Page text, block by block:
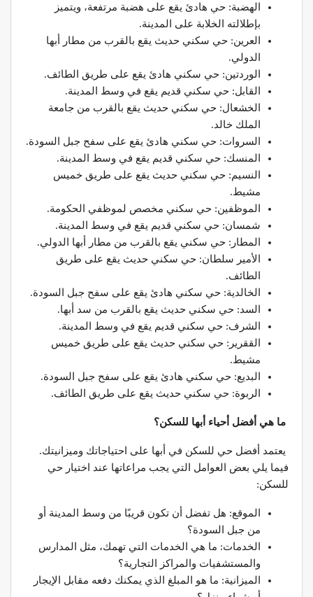
الهضبة: حي هادئ يقع على هضبة مرتفعة، ويتميز
بإطلالته الخلابة على المدينة.
العرين: حي سكني حديث يقع بالقرب من مطار أبها
الدولي.
الوردتين: حي سكني هادئ يقع على طريق الطائف.
القابل: حي سكني قديم يقع في وسط المدينة.
الخشعال: حي سكني حديث يقع بالقرب من جامعة
الملك خالد.
السروات: حي سكني هادئ يقع على سفح جبل السودة.
المنسك: حي سكني قديم يقع في وسط المدينة.
النسيم: حي سكني حديث يقع على طريق خميس
مشيط.
الموظفين: حي سكني مخصص لموظفي الحكومة.
شمسان: حي سكني قديم يقع في وسط المدينة.
المطار: حي سكني يقع بالقرب من مطار أبها الدولي.
الأمير سلطان: حي سكني حديث يقع على طريق
الطائف.
الخالدية: حي سكني هادئ يقع على سفح جبل السودة.
السد: حي سكني حديث يقع بالقرب من سد أبها.
الشرف: حي سكني قديم يقع في وسط المدينة.
الققرير: حي سكني حديث يقع على طريق خميس
مشيط.
البديع: حي سكني هادئ يقع على سفح جبل السودة.
الربوة: حي سكني حديث يقع على طريق الطائف.
ما هي أفضل أحياء أبها للسكن؟
يعتمد أفضل حي للسكن في أبها على احتياجاتك وميزانيتك.
فيما يلي بعض العوامل التي يجب مراعاتها عند اختيار حي
للسكن:
الموقع: هل تفضل أن تكون قريبًا من وسط المدينة أو
من جبل السودة؟
الخدمات: ما هي الخدمات التي تهمك، مثل المدارس
والمستشفيات والمراكز التجارية؟
الميزانية: ما هو المبلغ الذي يمكنك دفعه مقابل الإيجار